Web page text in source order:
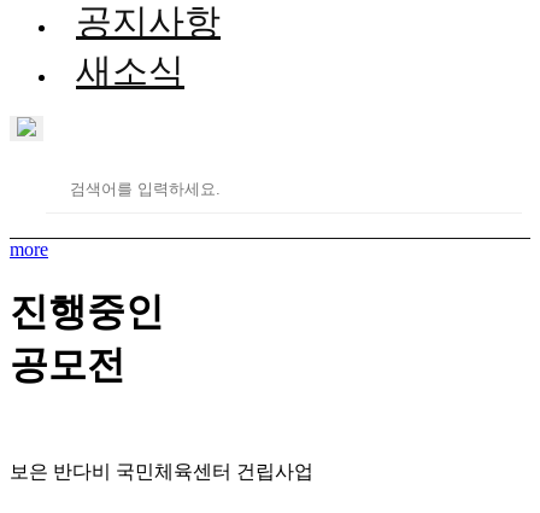
공지사항
새소식
more
진행중인
공모전
보은 반다비 국민체육센터 건립사업